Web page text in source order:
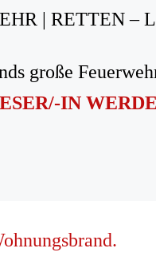
| RETTEN –
große
IN